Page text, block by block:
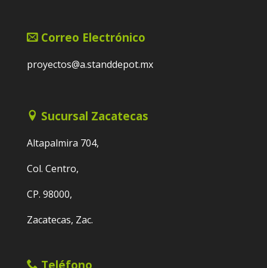
Correo Electrónico
proyectos@a.standdepot.mx
Sucursal Zacatecas
Altapalmira 704,
Col. Centro,
CP. 98000,
Zacatecas, Zac.
Teléfono